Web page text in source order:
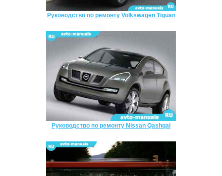
Руководство по ремонту Volkswagen Tiguan
Руководство по ремонту Nissan Qashqai